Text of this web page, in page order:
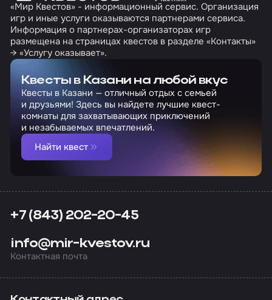
«Мир Квестов» - информационный сервис. Организация
игр и иные услуги оказываются партнерами сервиса.
Информация о партнерах-организаторах игр
размещена на страницах квестов в разделе «Контакты»
→ «Услугу оказывает».
Квесты в Казани на любой вкус
Квесты в Казани — отличный отдых с семьей
и друзьями! Здесь вы найдете лучшие квест-
комнаты для захватывающих приключений
и незабываемых впечатлений.
Найти квест
+7 (843) 202-20-45
info@mir-kvestov.ru
Контактная почта